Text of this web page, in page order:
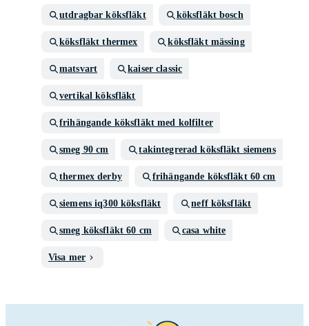
utdragbar köksfläkt köksfläkt bosch
köksfläkt thermex köksfläkt mässing
matsvart kaiser classic
vertikal köksfläkt
frihängande köksfläkt med kolfilter
smeg 90 cm takintegrerad köksfläkt siemens
thermex derby frihängande köksfläkt 60 cm
siemens iq300 köksfläkt neff köksfläkt
smeg köksfläkt 60 cm casa white
Visa mer